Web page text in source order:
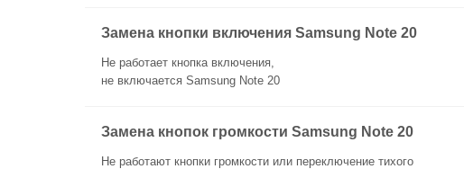
Замена кнопки включения Samsung Note 20
Не работает кнопка включения,
не включается Samsung Note 20
Замена кнопок громкости Samsung Note 20
Не работают кнопки громкости или переключение тихого